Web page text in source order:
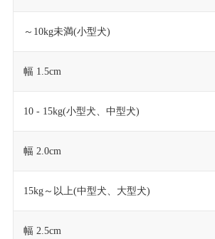
～10kg未満(小型犬)
幅 1.5cm
10 - 15kg(小型犬、中型犬)
幅 2.0cm
15kg～以上(中型犬、大型犬)
幅 2.5cm